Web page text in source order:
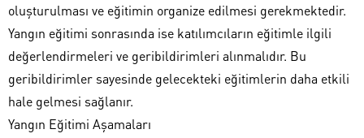
oluşturulması ve eğitimin organize edilmesi gerekmektedir.
Yangın eğitimi sonrasında ise katılımcıların eğitimle ilgili
değerlendirmeleri ve geribildirimleri alınmalıdır. Bu
geribildirimler sayesinde gelecekteki eğitimlerin daha etkili
hale gelmesi sağlanır.
Yangın Eğitimi Aşamaları